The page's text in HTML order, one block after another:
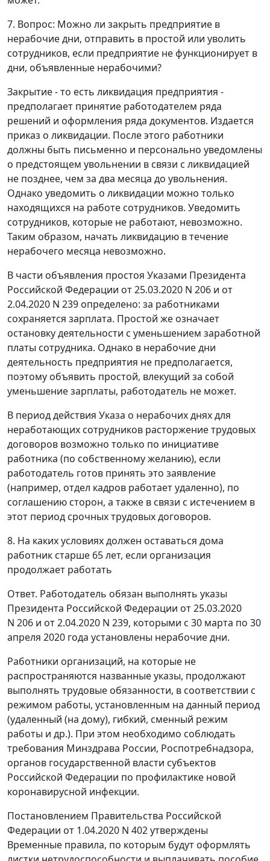
7. Вопрос: Можно ли закрыть предприятие в
нерабочие дни, отправить в простой или уволить
сотрудников, если предприятие не функционирует в
дни, объявленные нерабочими?
Закрытие - то есть ликвидация предприятия -
предполагает принятие работодателем ряда
решений и оформления ряда документов. Издается
приказ о ликвидации. После этого работники
должны быть письменно и персонально уведомлены
о предстоящем увольнении в связи с ликвидацией
не позднее, чем за два месяца до увольнения.
Однако уведомить о ликвидации можно только
находящихся на работе сотрудников. Уведомить
сотрудников, которые не работают, невозможно.
Таким образом, начать ликвидацию в течение
нерабочего месяца невозможно.
В части объявления простоя Указами Президента
Российской Федерации от 25.03.2020 N 206 и от
2.04.2020 N 239 определено: за работниками
сохраняется зарплата. Простой же означает
остановку деятельности с уменьшением заработной
платы сотрудника. Однако в нерабочие дни
деятельность предприятия не предполагается,
поэтому объявить простой, влекущий за собой
уменьшение зарплаты, работодатель не может.
В период действия Указа о нерабочих днях для
неработающих сотрудников расторжение трудовых
договоров возможно только по инициативе
работника (по собственному желанию), если
работодатель готов принять это заявление
(например, отдел кадров работает удаленно), по
соглашению сторон, а также в связи с истечением в
этот период срочных трудовых договоров.
8. На каких условиях должен оставаться дома
работник старше 65 лет, если организация
продолжает работать
Ответ. Работодатель обязан выполнять указы
Президента Российской Федерации от 25.03.2020
N 206 и от 2.04.2020 N 239, которыми с 30 марта по 30
апреля 2020 года установлены нерабочие дни.
Работники организаций, на которые не
распространяются названные указы, продолжают
выполнять трудовые обязанности, в соответствии с
режимом работы, установленным на данный период
(удаленный (на дому), гибкий, сменный режим
работы и др.). При этом необходимо соблюдать
требования Минздрава России, Роспотребнадзора,
органов государственной власти субъектов
Российской Федерации по профилактике новой
коронавирусной инфекции.
Постановлением Правительства Российской
Федерации от 1.04.2020 N 402 утверждены
Временные правила, по которым будут оформлять